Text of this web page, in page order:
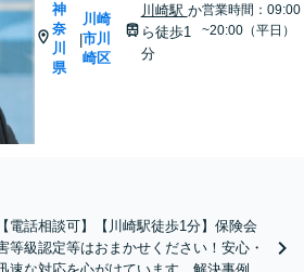
神
奈
川
県
|
川崎
市川
崎区
川崎駅 か
ら徒歩1
分
営業時間：09:00
~20:00（平日）
電話相談可】【川崎駅徒歩1分】保険会
等級認定等はおまかせください！安心・